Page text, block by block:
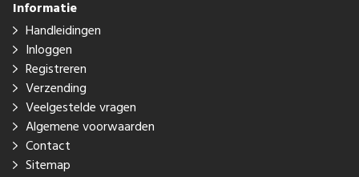
Informatie
Handleidingen
Inloggen
Registreren
Verzending
Veelgestelde vragen
Algemene voorwaarden
Contact
Sitemap